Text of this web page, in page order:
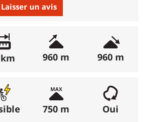
Laisser un avis
0%
0%
960 m 960 m
750 m Oui